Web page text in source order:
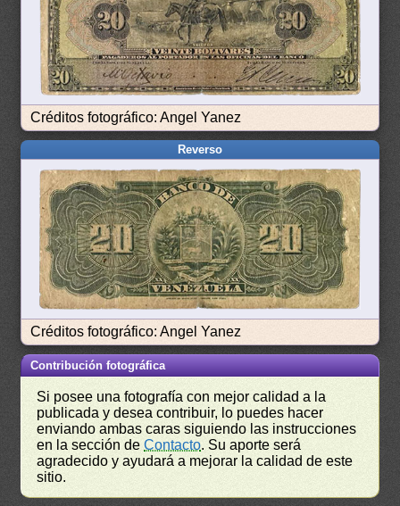
Créditos fotográfico: Angel Yanez
Reverso
Créditos fotográfico: Angel Yanez
Contribución fotográfica
Si posee una fotografía con mejor calidad a la
publicada y desea contribuir, lo puedes hacer
enviando ambas caras siguiendo las instrucciones
en la sección deContacto. Su aporte será
agradecido y ayudará a mejorar la calidad de este
sitio.